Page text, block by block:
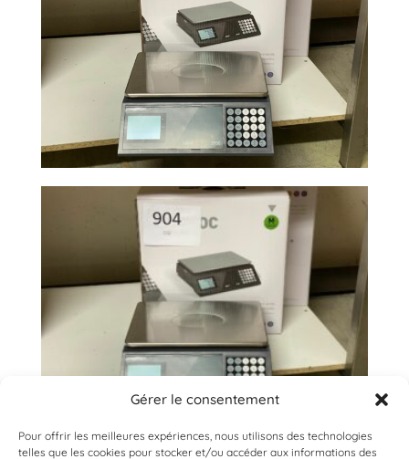
Gérer le consentement
Pour offrir les meilleures expériences, nous utilisons des technologies
telles que les cookies pour stocker et/ou accéder aux informations des